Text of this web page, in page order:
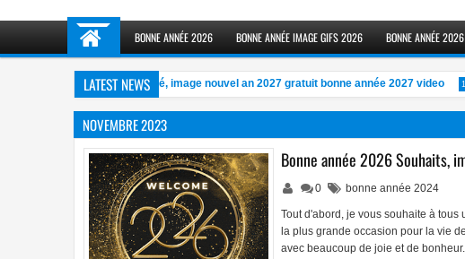
BONNE ANNÉE 2026 BONNE ANNÉE IMAGE GIFS 2026 BONNE ANNÉE
LATEST NEWS
gratuite, GIF, animé, image nouvel an 2027 gratuit bonne année 2027 video
NOVEMBRE 2023
Bonne année 2026 Souhaits,
0 bonne année 2024
Tout d'abord, je vous souhaite à
la plus grande occasion pour la vie
avec beaucoup de joie et de